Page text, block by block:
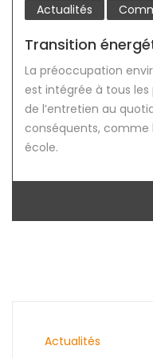
Actualités
Transition
La préoccupation
est intégrée à tous
de l’entretien au
conséquents, comme
école.
Actualités